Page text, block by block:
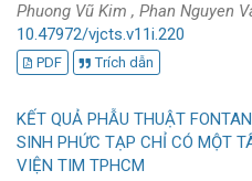
Phuong Vũ Kim , Phan Nguyen
10.47972/vjcts.v11i.220
PDF Trích dẫn
KẾT QUẢ PHẪU THUẬT
SINH PHỨC TẠP CHỈ CÓ MỘT
VIỆN TIM TPHCM